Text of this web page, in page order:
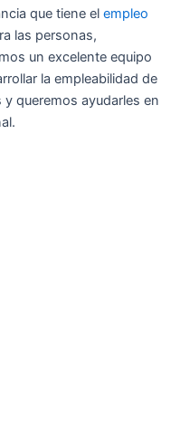
que tiene el empleo
las personas,
un excelente equipo
la empleabilidad de
queremos ayudarles en